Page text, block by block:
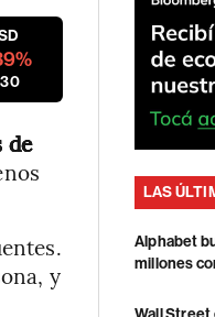
de
y
LAS
Alphabet
millones